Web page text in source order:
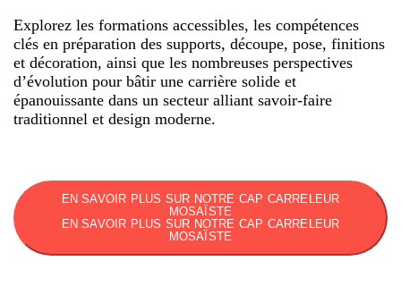
Explorez les formations accessibles, les compétences
clés en préparation des supports, découpe, pose, finitions
et décoration, ainsi que les nombreuses perspectives
d’évolution pour bâtir une carrière solide et
épanouissante dans un secteur alliant savoir-faire
traditionnel et design moderne.
EN SAVOIR PLUS SUR NOTRE CAP CARRELEUR
MOSAÏSTE
EN SAVOIR PLUS SUR NOTRE CAP CARRELEUR
MOSAÏSTE